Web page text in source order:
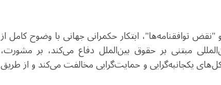
توافقنامه‌ها"، ابتکار حکمرانی جهانی با وضوح کامل از
مبتنی بر حقوق بین‌الملل دفاع می‌کند، بر مشورت،
یکجانبه‌گرایی و حمایت‌گرایی مخالفت می‌کند و از طریق